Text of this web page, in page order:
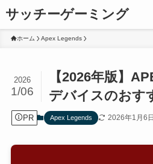
サッチーゲーミング
ホーム Apex Legends
【2026年版】
デバイスのおす
2026
1/06
PR Apex Legends 2026年1月6日